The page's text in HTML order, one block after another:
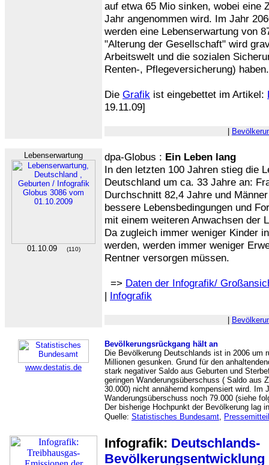
auf etwa 65 Mio sinken, wobei eine
Jahr angenommen wird. Im Jahr
werden eine Lebenserwartung von
"Alterung der Gesellschaft" wird
Arbeitswelt und die sozialen
Renten-, Pflegeversicherung) haben.
Die Grafik ist eingebettet im Artikel:
19.11.09]
Lebenserwartung
01.10.09 (110)
dpa-Globus : Ein Leben lang
In den letzten 100 Jahren stieg die
Deutschland um ca. 33 Jahre an:
Durchschnitt 82,4 Jahre und
bessere Lebensbedingungen und
mit einem weiteren Anwachsen der
Da zugleich immer weniger Kinder
werden, werden immer weniger
Rentner versorgen müssen.
=> Daten der Infografik/
| Infografik
www.destatis.de
Bevölkerungsrückgang hält an
Die Bevölkerung Deutschlands ist in 2006 um
Millionen gesunken. Grund für den
stark negativer Saldo aus Geburten und
geringen Wanderungsüberschuss ( Saldo aus
30.000) nicht annähernd kompensiert wird. Im
Wanderungsüberschuss noch 79.000 (siehe
Der bisherige Hochpunkt der Bevölkerung lag
Quelle: Statistisches Bundesamt,
Infografik: Deutschlands-
Bevölkerungsentwicklung